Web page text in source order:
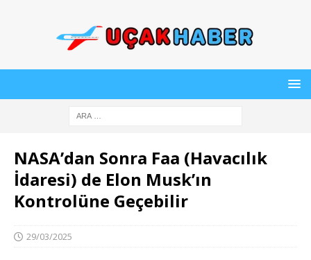
NASA’dan Sonra Faa (Havacılık
İdaresi) de Elon Musk’ın
Kontrolüne Geçebilir
29/03/2025